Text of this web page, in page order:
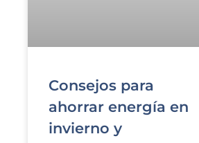
Consejos para
ahorrar energía en
invierno y